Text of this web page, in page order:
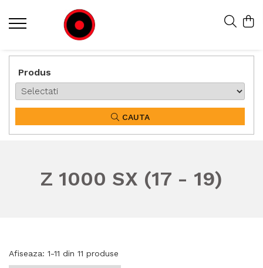
Produs
CAUTA
Z 1000 SX (17 - 19)
Afiseaza: 1-11 din 11 produse